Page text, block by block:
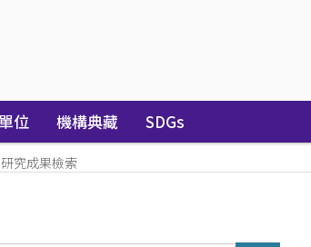
單位 機構典藏 SDGs
研究成果檢索